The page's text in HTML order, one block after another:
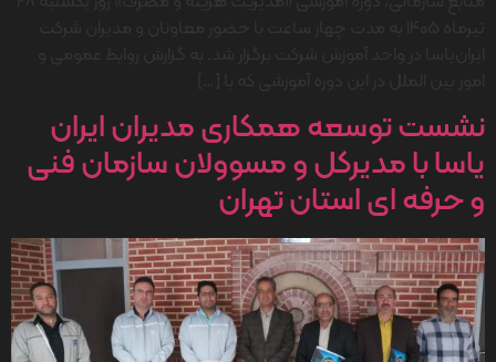
نشست توسعه همکاری مدیران ایران
یاسا با مدیرکل و مسوولان سازمان فنی
و حرفه ای استان تهران